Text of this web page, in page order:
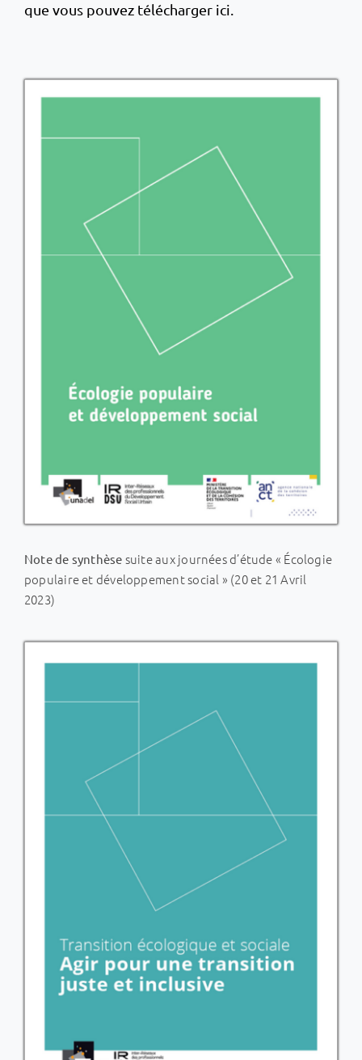
que vous pouvez télécharger ici.
Note de synthèse suite aux journées d’étude « Écologie
populaire et développement social » (20 et 21 Avril
2023)